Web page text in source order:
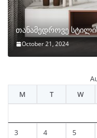
თანამედროვე
October 21, 2024
M
T W
3 4 5